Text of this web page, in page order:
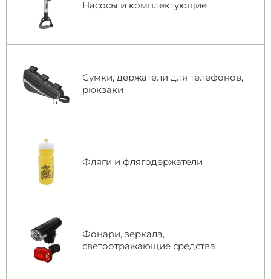
Насосы и комплектующие
Сумки, держатели для телефонов,
рюкзаки
Фляги и флягодержатели
Фонари, зеркала,
светоотражающие средства